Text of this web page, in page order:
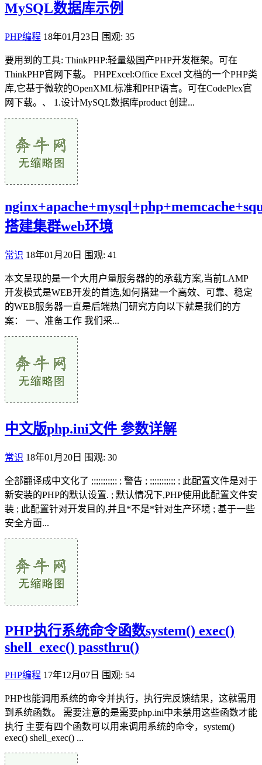
MySQL数据库示例
PHP编程 18年01月23日 围观: 35
要用到的工具: ThinkPHP:轻量级国产PHP开发框架。可在
ThinkPHP官网下载。 PHPExcel:Office Excel 文档的一个PHP类
库,它基于微软的OpenXML标准和PHP语言。可在CodePlex官
网下载。、 1.设计MySQL数据库product 创建...
搭建集群web环境
常识 18年01月20日 围观: 41
本文呈现的是一个大用户量服务器的的承载方案,当前LAMP
开发模式是WEB开发的首选,如何搭建一个高效、可靠、稳定
的WEB服务器一直是后端热门研究方向以下就是我们的方
案： 一、准备工作 我们采...
中文版php.ini文件 参数详解
常识 18年01月20日 围观: 30
全部翻译成中文化了 ;;;;;;;;;;; ; 警告 ; ;;;;;;;;;;; ; 此配置文件是对于
新安装的PHP的默认设置. ; 默认情况下,PHP使用此配置文件安
装 ; 此配置针对开发目的,并且*不是*针对生产环境 ; 基于一些
安全方面...
PHP执行系统命令函数system() exec()
shell_exec() passthru()
PHP编程 17年12月07日 围观: 54
PHP也能调用系统的命令并执行，执行完反馈结果，这就需用
到系统函数。 需要注意的是需要php.ini中未禁用这些函数才能
执行 主要有四个函数可以用来调用系统的命令，system()
exec() shell_exec() ...